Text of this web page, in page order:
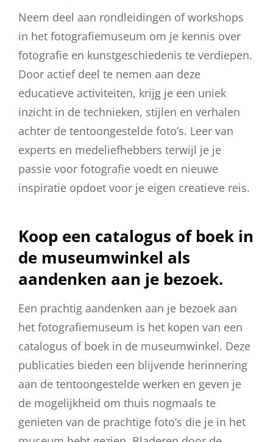
Neem deel aan rondleidingen of workshops
in het fotografiemuseum om je kennis over
fotografie en kunstgeschiedenis te verdiepen.
Door actief deel te nemen aan deze
educatieve activiteiten, krijg je een uniek
inzicht in de technieken, stijlen en verhalen
achter de tentoongestelde foto’s. Leer van
experts en medeliefhebbers terwijl je je
passie voor fotografie voedt en nieuwe
inspiratie opdoet voor je eigen creatieve reis.
Koop een catalogus of boek in
de museumwinkel als
aandenken aan je bezoek.
Een prachtig aandenken aan je bezoek aan
het fotografiemuseum is het kopen van een
catalogus of boek in de museumwinkel. Deze
publicaties bieden een blijvende herinnering
aan de tentoongestelde werken en geven je
de mogelijkheid om thuis nogmaals te
genieten van de prachtige foto’s die je in het